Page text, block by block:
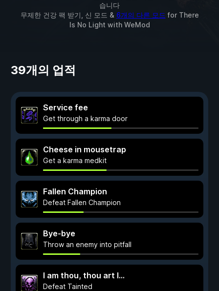
습니다
무제한 건강 팩 받기, 신 모드 & 6개의 다른 모드 for There
Is No Light with WeMod
39개의 업적
Service fee
Get through a karma door
Cheese in mousetrap
Get a karma medkit
Fallen Champion
Defeat Fallen Champion
Bye-bye
Throw an enemy into pitfall
I am thou, thou art I...
Defeat Tainted